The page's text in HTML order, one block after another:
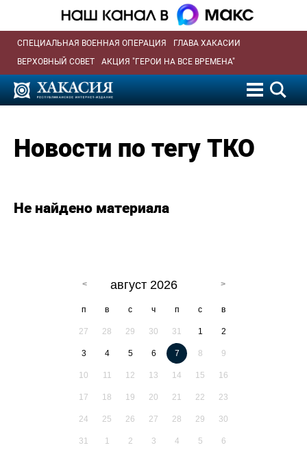
СПЕЦИАЛЬНАЯ ВОЕННАЯ ОПЕРАЦИЯ
ГЛАВА ХАКАСИИ
ВЕРХОВНЫЙ СОВЕТ
АКЦИЯ "ГЕРОИ НА ВСЕ ВРЕМЕНА"
Новости по тегу ТКО
Не найдено материала
август 2026
п в с ч п с в
27 28 29 30 31 1 2
3 4 5 6 7 8 9
10 11 12 13 14 15 16
17 18 19 20 21 22 23
24 25 26 27 28 29 30
31 1 2 3 4 5 6